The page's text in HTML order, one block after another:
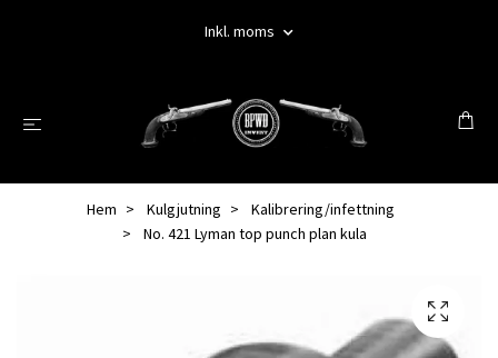
Inkl. moms
Hem Kulgjutning
Kalibrering/infettning
No. 421 Lyman top punch plan kula